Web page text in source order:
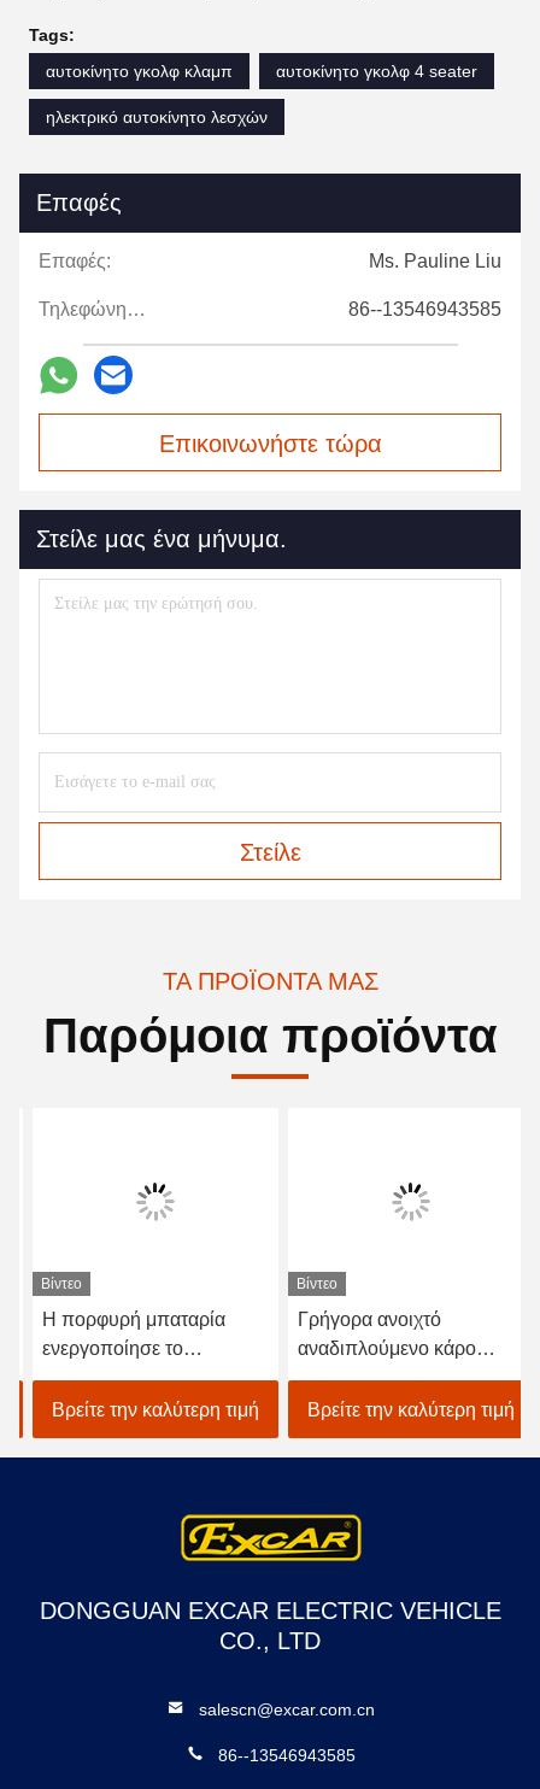
Tags:
αυτοκίνητο γκολφ κλαμπ
αυτοκίνητο γκολφ 4 seater
ηλεκτρικό αυτοκίνητο λεσχών
Επαφές
Επαφές: Ms. Pauline Liu
Τηλεφώνημα: 86--13546943585
Επικοινωνήστε τώρα
Στείλε μας ένα μήνυμα.
Στείλε
ΤΑ ΠΡΟΪΌΝΤΑ ΜΑΣ
Παρόμοια προϊόντα
Βίντεο
Η πορφυρή μπαταρία
ενεργοποίησε το
ηλεκτρικό γκολφ
αυτοκίνητο 4 λεσχών
αυτοκινήτων 48V μίνι
Seater
Βρείτε την καλύτερη τιμή
Βίντεο
Γρήγορα ανοιχτό
αναδιπλούμενο κάρο
γκολφ 2 θέσεις+2 πίσω
κάθισμα
Βρείτε την καλύτερη τιμή
DONGGUAN EXCAR ELECTRIC VEHICLE
CO., LTD
salescn@excar.com.cn
86--13546943585